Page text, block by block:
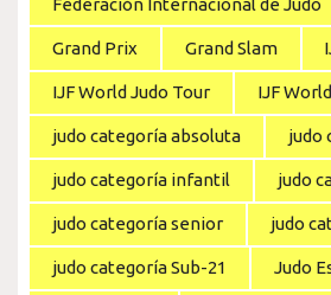
Federación Internacional de Judo
Grand Prix Grand Slam
IJF World Judo Tour IJF
judo categoría absoluta judo
judo categoría infantil judo
judo categoría senior judo
judo categoría Sub-21 Judo